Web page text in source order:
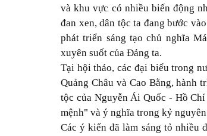
và khu vực có nhiều biến động
đan xen, dân tộc ta đang bước
phát triển sáng tạo chủ nghĩa
xuyên suốt của Đảng ta.
Tại hội thảo, các đại biểu trong
Quảng Châu và Cao Bằng, hành
tộc của Nguyễn Ái Quốc - Hồ
mệnh" và ý nghĩa trong kỷ
Các ý kiến đã làm sáng tỏ nhiều